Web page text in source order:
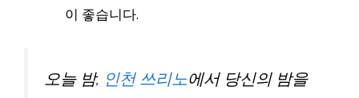
이 좋습니다.
오늘 밤, 인천 쓰리노에서 당신의 밤을